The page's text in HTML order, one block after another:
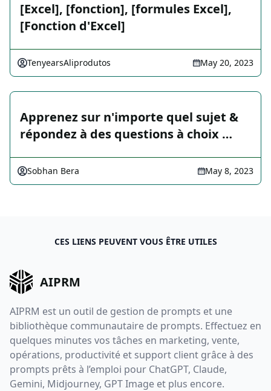
[Excel], [fonction], [formules Excel],
[Fonction d'Excel]
TenyearsAliprodutos May 20, 2023
Apprenez sur n'importe quel sujet &
répondez à des questions à choix …
Sobhan Bera May 8, 2023
CES LIENS PEUVENT VOUS ÊTRE UTILES
AIPRM
AIPRM est un outil de gestion de prompts et une
bibliothèque communautaire de prompts. Effectuez en
quelques minutes vos tâches en marketing, vente,
opérations, productivité et support client grâce à des
prompts prêts à l’emploi pour ChatGPT, Claude,
Gemini, Midjourney, GPT Image et plus encore.